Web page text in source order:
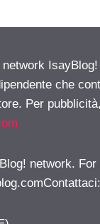
network
che
Per
network.
: